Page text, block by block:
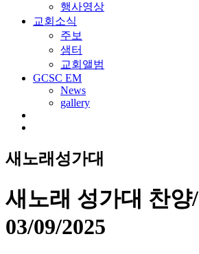
행사영상
교회소식
주보
샘터
교회앨범
GCSC EM
News
gallery
새노래성가대
새노래 성가대 찬양/
03/09/2025